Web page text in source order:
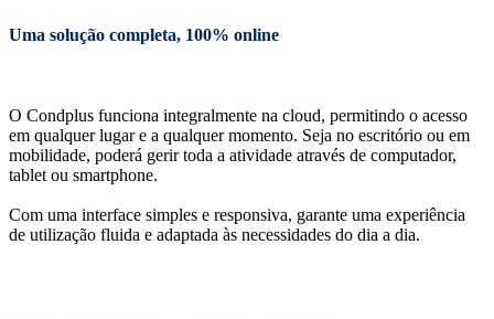
Uma solução completa, 100% online
O Condplus funciona integralmente na cloud, permitindo o acesso
em qualquer lugar e a qualquer momento. Seja no escritório ou em
mobilidade, poderá gerir toda a atividade através de computador,
tablet ou smartphone.
Com uma interface simples e responsiva, garante uma experiência
de utilização fluida e adaptada às necessidades do dia a dia.